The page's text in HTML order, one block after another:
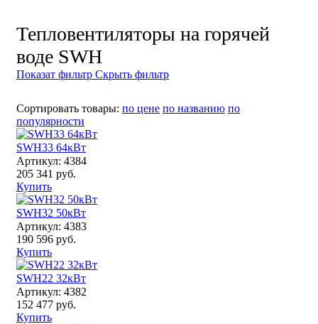
Тепловентиляторы на горячей
воде SWH
Показат фильтр Скрыть фильтр
Сортировать товары: по цене по названию по
популярности
SWH33 64кВт
Артикул: 4384
205 341 руб.
Купить
SWH32 50кВт
Артикул: 4383
190 596 руб.
Купить
SWH22 32кВт
Артикул: 4382
152 477 руб.
Купить